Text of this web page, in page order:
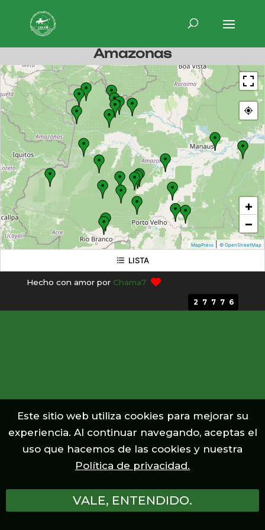
Amazonas
TIERRA INDÍGENA Itixi Mitari
TIERRA INDÍGENA Balaio
TIERRA INDÍGENA Caititu
+
−
MapPress © OpenStreetMap
LISTA
Hecho con amor por Chama7
27776
Este sitio web utiliza cookies para mejorar su
experiencia. Al continuar navegando, aceptas el
uso que hacemos de las cookies y nuestra
Política de privacidad.
VALE, ENTENDIDO.